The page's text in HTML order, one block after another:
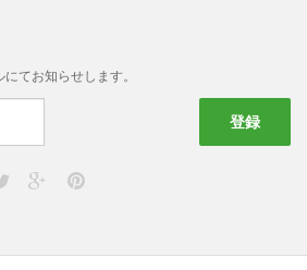
てお知らせします。
登録